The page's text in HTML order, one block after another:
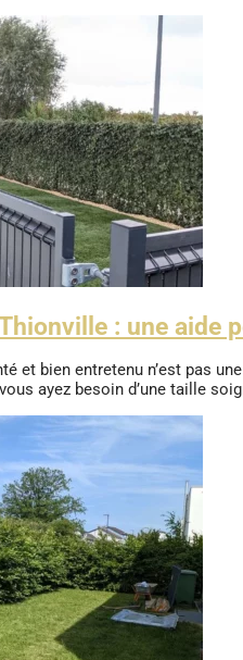
: une aide
et bien entretenu n’est pas
ayez besoin d’une taille